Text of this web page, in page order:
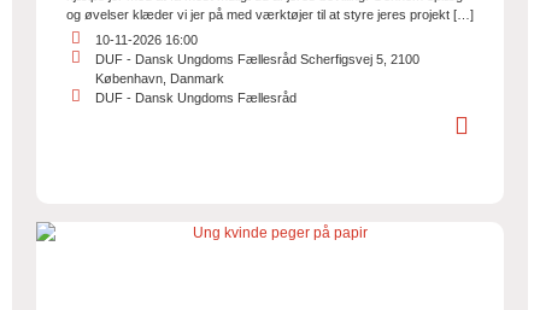
og øvelser klæder vi jer på med værktøjer til at styre jeres projekt […]
10-11-2026 16:00
DUF - Dansk Ungdoms Fællesråd Scherfigsvej 5, 2100
København, Danmark
DUF - Dansk Ungdoms Fællesråd